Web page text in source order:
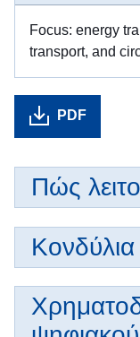
Focus: energy
transport, and
PDF
Πώς